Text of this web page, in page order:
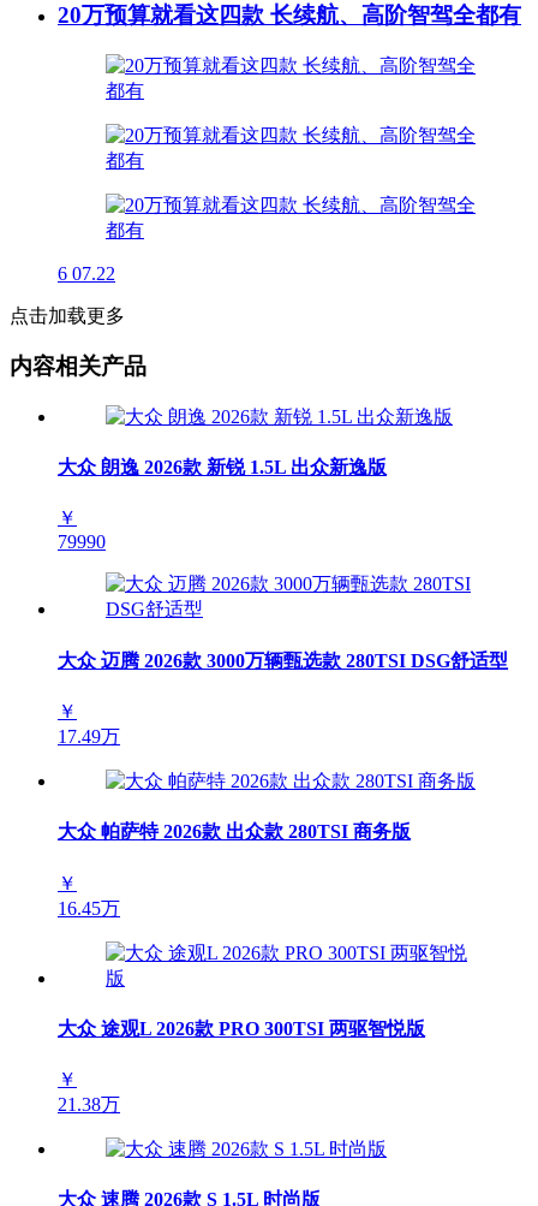
20万预算就看这四款 长续航、高阶智驾全都有
6 07.22
点击加载更多
内容相关产品
大众 朗逸 2026款 新锐 1.5L 出众新逸版
￥
79990
大众 迈腾 2026款 3000万辆甄选款 280TSI DSG舒适型
￥
17.49万
大众 帕萨特 2026款 出众款 280TSI 商务版
￥
16.45万
大众 途观L 2026款 PRO 300TSI 两驱智悦版
￥
21.38万
大众 速腾 2026款 S 1.5L 时尚版